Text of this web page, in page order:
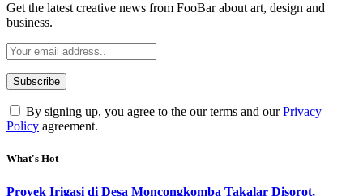
Get the latest creative news from FooBar about art, design and
business.
By signing up, you agree to the our terms and ourPrivacy
Policy agreement.
What's Hot
Proyek Irigasi di Desa Moncongkomba Takalar Disorot,